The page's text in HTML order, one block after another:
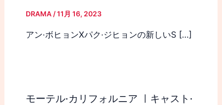
DRAMA/11月 16, 2023
アン·ボヒョンXパク·ジヒョンの新しいS […]
モーテル·カリフォルニア ㅣキャスト·